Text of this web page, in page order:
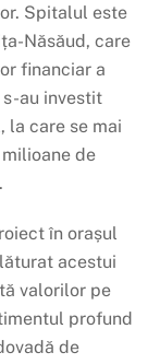
Spitalul este
Năsăud, care
financiar a
au investit
la care se mai
de
în orașul
acestui
valorilor pe
profund
de